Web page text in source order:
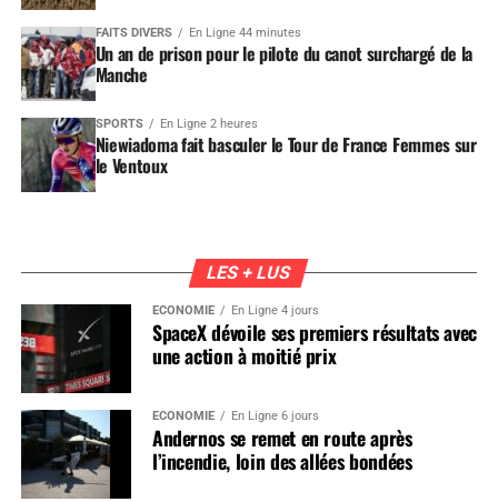
FAITS DIVERS En Ligne 44 minutes
Un an de prison pour le pilote du canot surchargé de la
Manche
SPORTS En Ligne 2 heures
Niewiadoma fait basculer le Tour de France Femmes sur
le Ventoux
LES + LUS
ÉCONOMIE En Ligne 4 jours
SpaceX dévoile ses premiers résultats avec
une action à moitié prix
ÉCONOMIE En Ligne 6 jours
Andernos se remet en route après
l’incendie, loin des allées bondées